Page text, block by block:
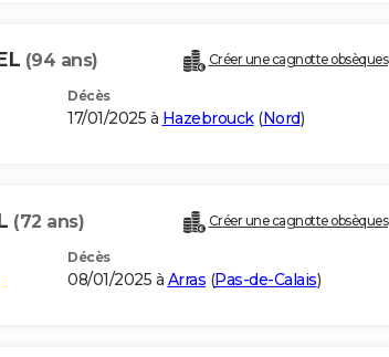
(94 ans) Créer une cagnotte obsèques
Décès
17/01/2025 à Hazebrouck(Nord)
(72 ans) Créer une cagnotte obsèques
Décès
08/01/2025 à Arras (Pas-de-Calais)